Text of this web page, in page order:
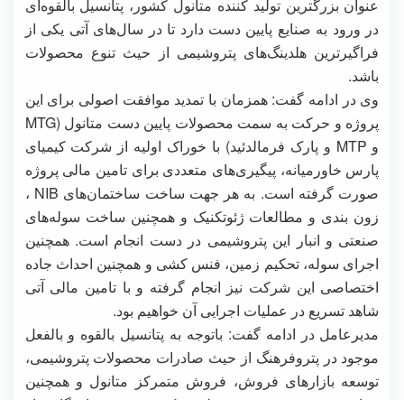
عنوان بزرگترین تولید کننده متانول کشور، پتانسیل بالقوه‌ای
در ورود به صنایع پایین دست دارد تا در سال‌های آتی یکی از
فراگیرترین هلدینگ‌های پتروشیمی از حیث تنوع محصولات
باشد.
وی در ادامه گفت: همزمان با تمدید موافقت اصولی برای این
پروژه و حرکت به سمت محصولات پایین دست متانول (MTG
و MTP و پارک فرمالدئید) با خوراک اولیه از شرکت کیمیای
پارس خاورمیانه، پیگیری‌های متعددی برای تامین مالی پروژه
صورت گرفته است. به هر جهت ساخت ساختمان‌های NIB ،
زون بندی و مطالعات ژئوتکنیک و همچنین ساخت سوله‌های
صنعتی و انبار این پتروشیمی در دست انجام است. همچنین
اجرای سوله، تحکیم زمین، فنس‌ کشی و همچنین احداث جاده
اختصاصی این شرکت نیز انجام گرفته و با تامین مالی آتی
شاهد تسریع در عملیات اجرایی آن خواهیم بود.
مدیرعامل در ادامه گفت: باتوجه به پتانسیل بالقوه و بالفعل
موجود در پتروفرهنگ از حیث صادرات محصولات پتروشیمی،
توسعه بازارهای فروش، فروش متمرکز متانول و همچنین